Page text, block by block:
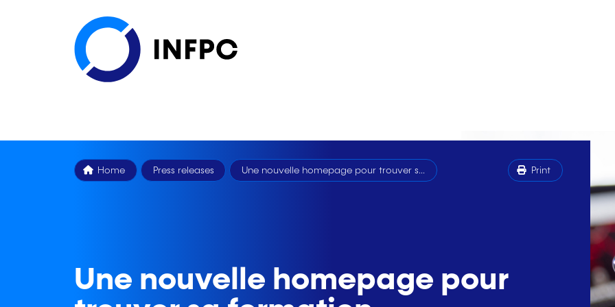
Home Press releases Une nouvelle homepage pour trouver s... Print
Une nouvelle homepage pour